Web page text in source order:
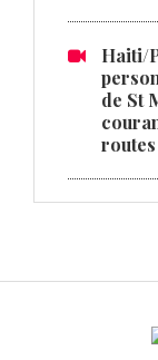
Haiti/
de St